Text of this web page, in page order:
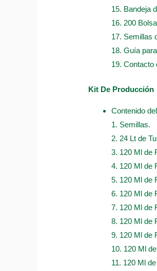
15. Bandeja
16. 200
17. Semillas
18. Guía
19. Contacto
Kit De Producción
Contenido
1. Semillas.
2. 24 Lt de
3. 120 Ml de
4. 120 Ml de
5. 120 Ml de
6. 120 Ml de
7. 120 Ml de
8. 120 Ml de
9. 120 Ml de
10. 120 Ml
11. 120 Ml